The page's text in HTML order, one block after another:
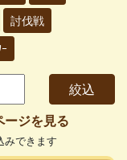
討伐戦
ジを見る
みできます